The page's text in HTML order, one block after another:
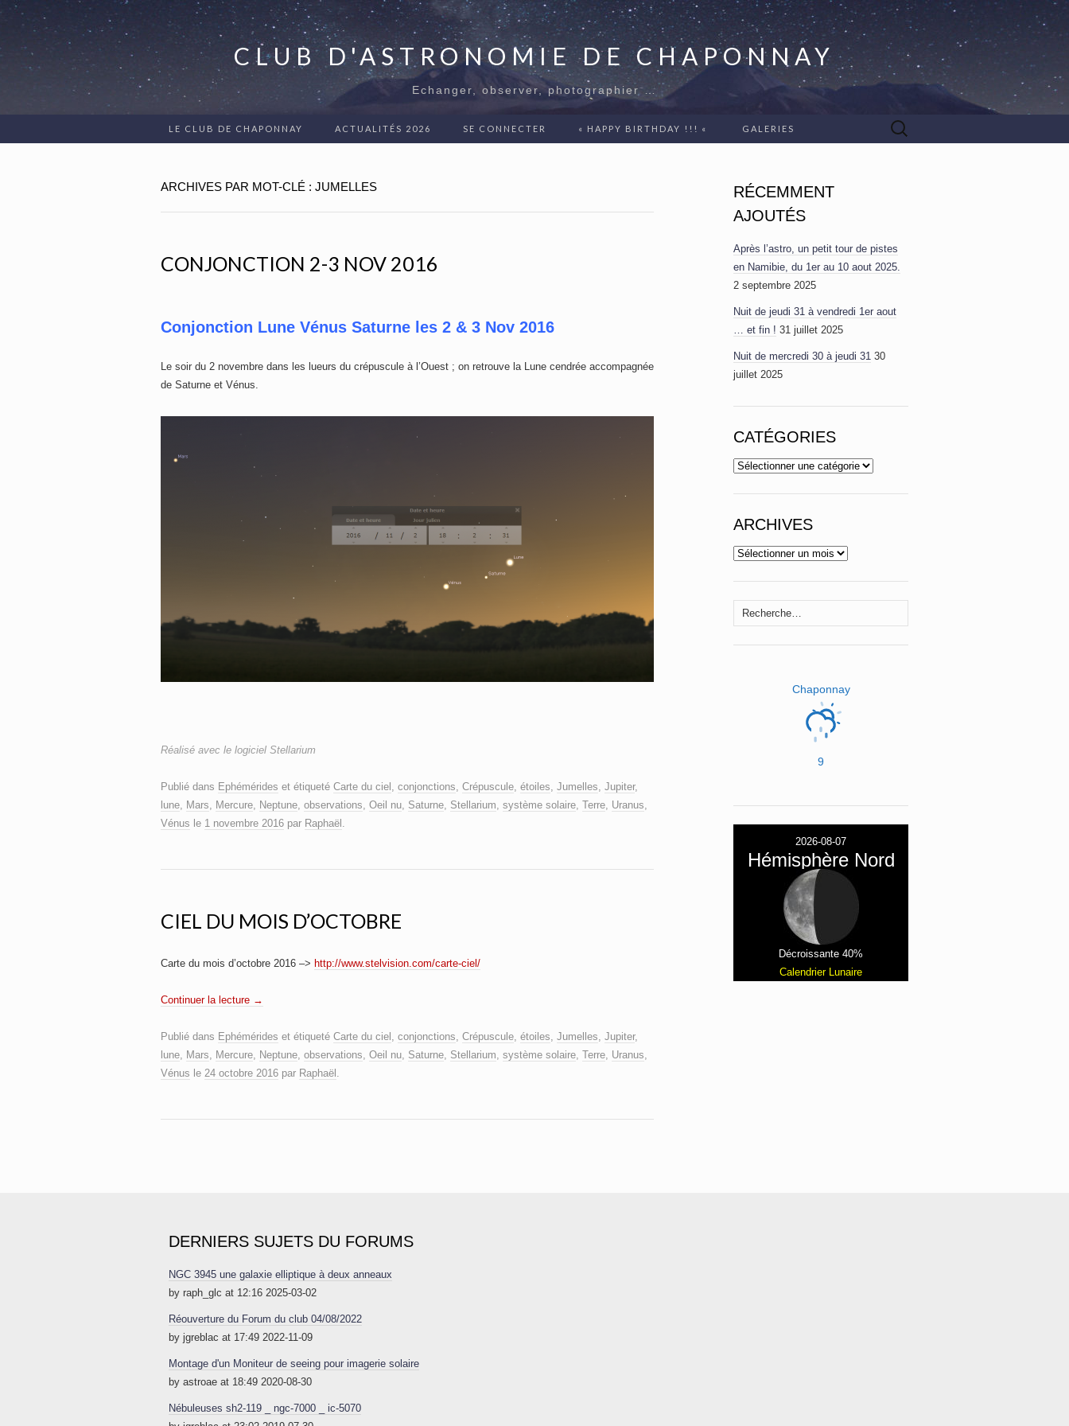
CLUB D'ASTRONOMIE DE CHAPONNAY
Echanger, observer, photographier …
LE CLUB DE CHAPONNAY ACTUALITÉS 2026 SE CONNECTER « HAPPY BIRTHDAY !!! « GALERIES Rechercher :
ARCHIVES PAR MOT-CLÉ : JUMELLES
CONJONCTION 2-3 NOV 2016
Conjonction Lune Vénus Saturne les 2 & 3 Nov 2016
Le soir du 2 novembre dans les lueurs du crépuscule à l’Ouest ; on retrouve la Lune cendrée accompagnée
de Saturne et Vénus.
Réalisé avec le logiciel Stellarium
Publié dans Ephémérides et étiqueté Carte du ciel , conjonctions, Crépuscule, étoiles, Jumelles, Jupiter,
lune, Mars, Mercure, Neptune, observations, Oeil nu, Saturne, Stellarium, système solaire, Terre, Uranus,
Vénus le 1 novembre 2016 par Raphaël .
CIEL DU MOIS D’OCTOBRE
Carte du mois d’octobre 2016 –> http://www.stelvision.com/carte-ciel/
Continuer la lecture →
Publié dans Ephémérides et étiqueté Carte du ciel , conjonctions, Crépuscule, étoiles, Jumelles, Jupiter,
lune, Mars, Mercure, Neptune, observations, Oeil nu, Saturne, Stellarium, système solaire, Terre, Uranus,
Vénus le 24 octobre 2016 par Raphaël .
RÉCEMMENT
AJOUTÉS
Après l’astro, un petit tour de pistes
en Namibie, du 1er au 10 aout 2025.
2 septembre 2025
Nuit de jeudi 31 à vendredi 1er aout
… et fin ! 31 juillet 2025
Nuit de mercredi 30 à jeudi 31 30
juillet 2025
CATÉGORIES
Catégories
ARCHIVES
Archives
Rechercher :
Chaponnay
9
2026-08-07
Hémisphère Nord
Décroissante 40%
Calendrier Lunaire
DERNIERS SUJETS DU FORUMS
NGC 3945 une galaxie elliptique à deux anneaux
by raph_glc at 12:16 2025-03-02
Réouverture du Forum du club 04/08/2022
by jgreblac at 17:49 2022-11-09
Montage d'un Moniteur de seeing pour imagerie solaire
by astroae at 18:49 2020-08-30
Nébuleuses sh2-119 _ ngc-7000 _ ic-5070